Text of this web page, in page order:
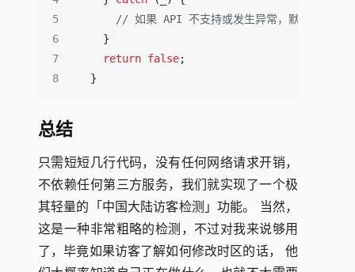
5
6
7
8
}
return false;
}
总结
只需短短几行代码，没有任何网络请求开销，
不依赖任何第三方服务，我们就实现了一个极
其轻量的「中国大陆访客检测」功能。 当然，
这是一种非常粗略的检测，不过对我来说够用
了，毕竟如果访客了解如何修改时区的话， 他